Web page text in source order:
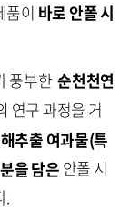
품이 바로안폴시
풍부한순천천연
연구 과정을 거
추출 여과물(특
을담은 안폴 시
.